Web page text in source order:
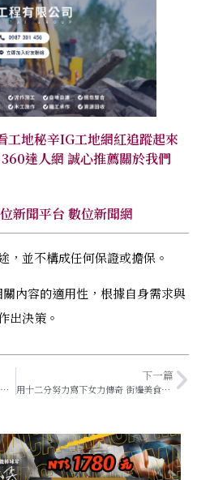
工地秘辛IG工地網紅追蹤起來
達人網 誠心推薦關於我們
新聞平台 數位新聞網
，並不構成任何保證或擔保。
內容的適用性，根據自身需求與
出決策。
翻轉在地老饕味蕾精緻燒肉吃起來！吃到飽燒肉不思議 宜蘭「糧2燒肉」翻轉在地味蕾
下一篇
用十二分努力寫下女力傳奇 街邊美食打造黃金麵包王國